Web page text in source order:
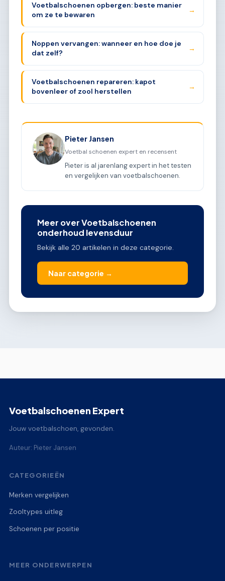
Voetbalschoenen opbergen: beste manier
om ze te bewaren
→
Noppen vervangen: wanneer en hoe doe je
dat zelf?
→
Voetbalschoenen repareren: kapot
bovenleer of zool herstellen
→
Pieter Jansen
Voetbal schoenen expert en recensent
Pieter is al jarenlang expert in het testen
en vergelijken van voetbalschoenen.
Meer over Voetbalschoenen
onderhoud levensduur
Bekijk alle 20 artikelen in deze categorie.
Naar categorie →
Voetbalschoenen Expert
Jouw voetbalschoen, gevonden.
Auteur: Pieter Jansen
CATEGORIEËN
Merken vergelijken
Zooltypes uitleg
Schoenen per positie
MEER ONDERWERPEN